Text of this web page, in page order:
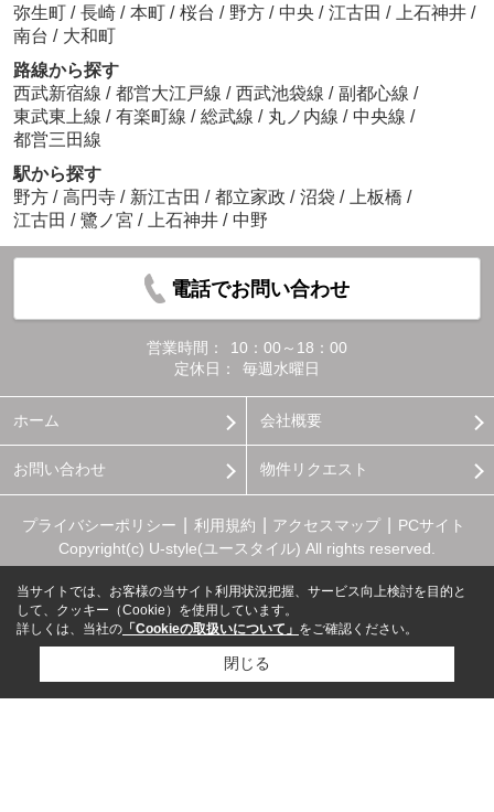
弥生町 / 長崎 / 本町 / 桜台 / 野方 / 中央 / 江古田 / 上石神井 /
南台 / 大和町
路線から探す
西武新宿線 / 都営大江戸線 / 西武池袋線 / 副都心線 /
東武東上線 / 有楽町線 / 総武線 / 丸ノ内線 / 中央線 /
都営三田線
駅から探す
野方 / 高円寺 / 新江古田 / 都立家政 / 沼袋 / 上板橋 /
江古田 / 鷺ノ宮 / 上石神井 / 中野
電話でお問い合わせ
営業時間：
10：00～18：00
定休日：
毎週水曜日
ホーム 会社概要
お問い合わせ 物件リクエスト
プライバシーポリシー 利用規約 アクセスマップ
PCサイト
Copyright(c) U-style(ユースタイル) All rights reserved.
当サイトでは、お客様の当サイト利用状況把握、サービス向上検討を目的と
して、クッキー（Cookie）を使用しています。
詳しくは、当社の 「Cookieの取扱いについて」 をご確認ください。
閉じる